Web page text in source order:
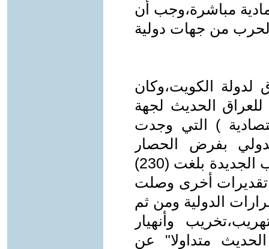
مباشرة،وجب أن
من جهات دولية
الكويت،وكان
للعراق الحديث لجهة
) التي وجدت
بفرض الحصار
الاقتصادي،وحينها أشيع أن كلفة الحرب الجديدة بلغت (230)
تقديرات أخرى وصلت
وتوالت القرارات الدولية ومن ثم
وأنهيار
وصار الحديث متداولا" عن